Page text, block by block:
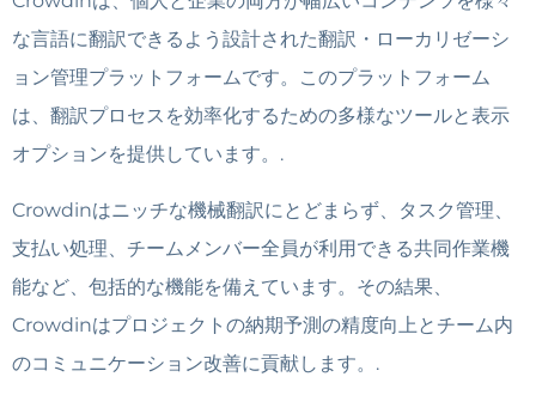
な言語に翻訳できるよう設計された翻訳・ローカリゼーシ
ョン管理プラットフォームです。このプラットフォーム
は、翻訳プロセスを効率化するための多様なツールと表示
オプションを提供しています。.
Crowdinはニッチな機械翻訳にとどまらず、タスク管理、
支払い処理、チームメンバー全員が利用できる共同作業機
能など、包括的な機能を備えています。その結果、
Crowdinはプロジェクトの納期予測の精度向上とチーム内
のコミュニケーション改善に貢献します。.